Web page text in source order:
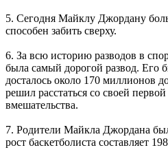
5. Сегодня Майклу Джордану
способен забить сверху.
6. За всю историю разводов в
была самый дорогой развод. Его
досталось около 170 миллионов
решил расстаться со своей
вмешательства.
7. Родители Майкла Джордана
рост баскетболиста составляет